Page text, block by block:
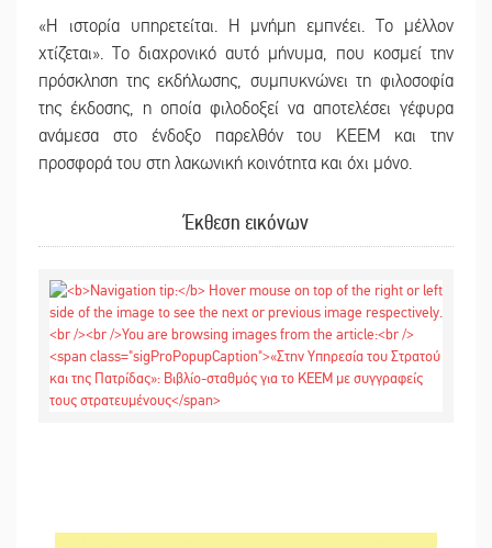
«Η ιστορία υπηρετείται. Η μνήμη εμπνέει. Το μέλλον
χτίζεται». Το διαχρονικό αυτό μήνυμα, που κοσμεί την
πρόσκληση της εκδήλωσης, συμπυκνώνει τη φιλοσοφία
της έκδοσης, η οποία φιλοδοξεί να αποτελέσει γέφυρα
ανάμεσα στο ένδοξο παρελθόν του ΚΕΕΜ και την
προσφορά του στη λακωνική κοινότητα και όχι μόνο.
Έκθεση εικόνων